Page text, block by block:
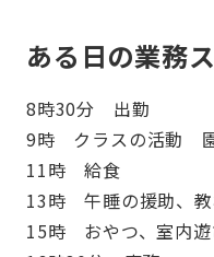
ある日の業務
8時30分 出勤
9時 クラスの活動
11時 給食
13時 午睡の援助、
15時 おやつ、室内遊